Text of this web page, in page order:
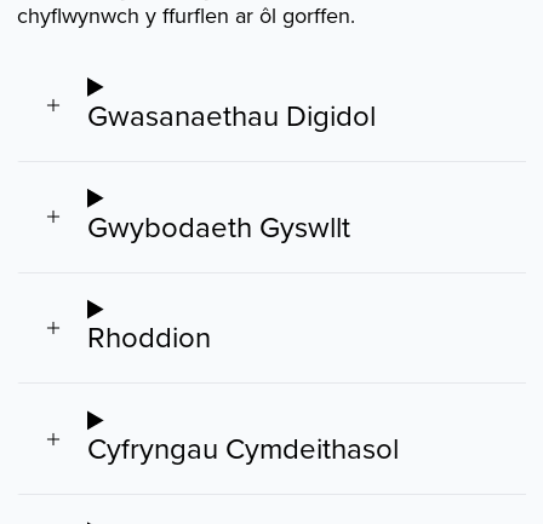
chyflwynwch y ffurflen ar ôl gorffen.
Gwasanaethau Digidol
Gwybodaeth Gyswllt
Rhoddion
Cyfryngau Cymdeithasol